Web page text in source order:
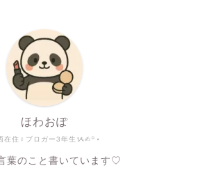
在住♀ブロガー3年生ᝰ✍︎꙳⋆
ほわおぽ
葉のこと書いています♡